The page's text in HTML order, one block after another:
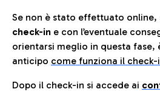
Se non è stato effettuato online,
check-in e con l’eventuale
orientarsi meglio in questa fase,
anticipo come funziona il
Dopo il check-in si accede ai